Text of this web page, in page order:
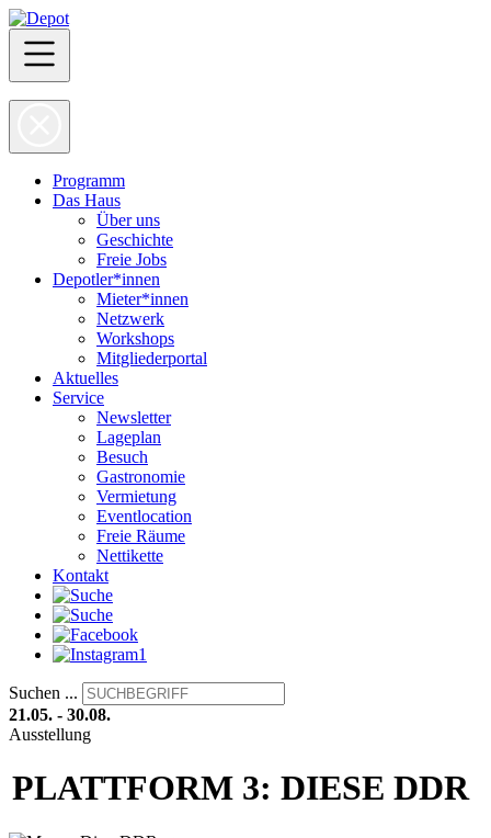
Programm
Das Haus
Über uns
Geschichte
Freie Jobs
Depotler*innen
Mieter*innen
Netzwerk
Workshops
Mitgliederportal
Aktuelles
Service
Newsletter
Lageplan
Besuch
Gastronomie
Vermietung
Eventlocation
Freie Räume
Nettikette
Kontakt
Suchen ...
21.05. - 30.08.
Ausstellung
PLATTFORM 3: DIESE DDR